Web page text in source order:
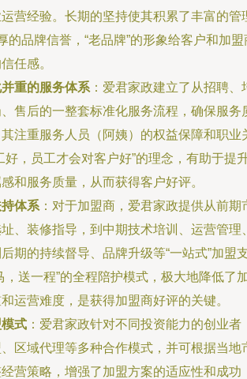
营经验。长期的坚持使其积累了丰富的管
的品牌信誉，“老品牌”的形象给客户和加盟
任感。
重的服务体系 ：爱君家政建立了从招聘、
售后的一整套标准化服务流程，确保服务
注重服务人员（阿姨）的权益保障和职业
好，员工才会对客户好”的理念，有助于提
和服务质量，从而获得客户好评。
体系 ：对于加盟商，爱君家政提供从前期
、装修指导，到中期技术培训、运营管理
期的持续督导、品牌升级等“一站式”加盟
，送一程”的全程陪护模式，极大地降低了
运营难度，是获得加盟商好评的关键。
式 ：爱君家政针对不同投资能力的创业者
区域代理等多种合作模式，并可根据当地
营策略，增强了加盟方案的适应性和成功